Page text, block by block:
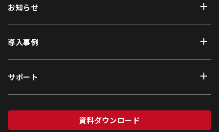
お知らせ
導入事例
サポート
資料ダウンロード